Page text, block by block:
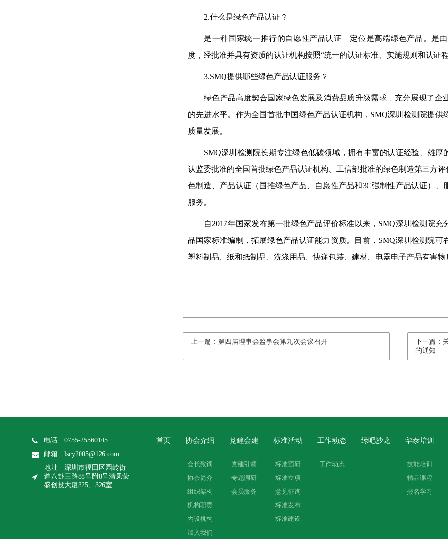
2.什么是绿色产品认证？
是一种国家统一推行的自愿性产品认证，定位是高端绿色产品。是
度，经批准并具有资质的认证机构按照“统一的认证标准、实施规则和认证
3.SMQ提供哪些绿色产品认证服务？
绿色产品高度契合国家绿色发展及消费品质升级需求，充分展现了企
的先进水平。作为全国首批中国绿色产品认证机构， SMQ深圳检测院提供
质量发展。
SMQ深圳检测院长期专注绿色低碳领域，拥有丰富的认证经验、雄
认监委批准的全国首批绿色产品认证机构、工信部批准的绿色制造第三方
色制造、产品认证（国推绿色产品、自愿性产品和3C强制性产品认证）
服务。
自2017年国家发布第一批绿色产品评价标准以来，SMQ深圳检测院
品国家标准编制，拓展绿色产品认证能力资质。目前，SMQ深圳检测院可
塑料制品、纸和纸制品、洗涤用品、快递包装、建材、电器电子产品有害物
上一篇：第四届理事会监事会第九次会议召开
下一篇：
的通知
电话：0755-25560105
邮箱：lscy2005@126.com
地址：深圳市福田区园岭街
道八卦三路88号附8号清凤荣
盛创投大厦325、326室
首页 协会介绍
会长致词
协会简介
组织架构
机构职责
内设机构
加入我们
党建会建
党建引领
专题调研
会员服务
标准活动
标准预研
标准立项
意见征询
标准发布
标准建设
工作动态
工作动态
绿吧沙龙 华泰培训
技能培训
精品课程
报名学习